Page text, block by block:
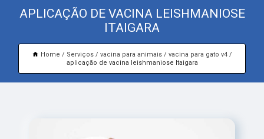
APLICAÇÃO DE VACINA LEISHMANIOSE
ITAIGARA
Home Serviços vacina para animais
vacina para gato v4
aplicação de vacina leishmaniose Itaigara